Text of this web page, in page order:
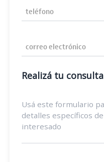
Realizá tu consulta